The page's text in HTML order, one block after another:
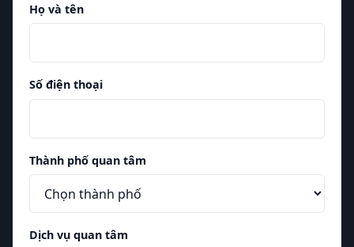
Họ và tên
Số điện thoại
Thành phố quan tâm
Dịch vụ quan tâm